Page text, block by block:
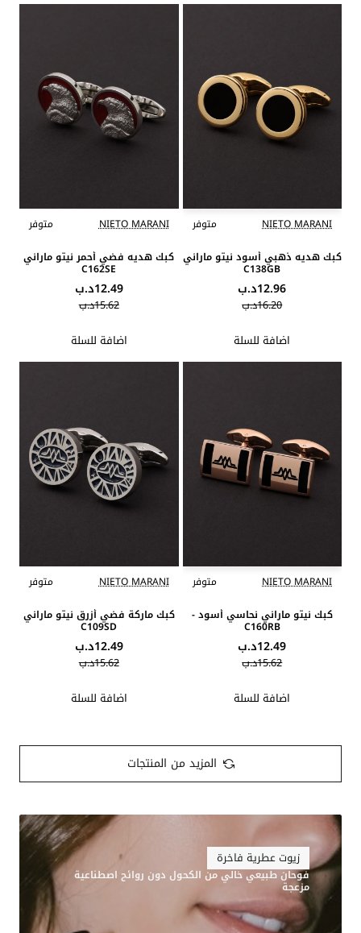
NIETO MARANI
متوفر
كبك هديه ذهبي أسود نيتو ماراني
C138GB
12.96د.ب
16.20د.ب
اضافة للسلة
NIETO MARANI
متوفر
كبك هديه فضي أحمر نيتو ماراني
C162SE
12.49د.ب
15.62د.ب
اضافة للسلة
NIETO MARANI
متوفر
كبك نيتو ماراني نحاسي أسود -
C160RB
12.49د.ب
15.62د.ب
اضافة للسلة
NIETO MARANI
متوفر
كبك ماركة فضي أزرق نيتو ماراني
C109SD
12.49د.ب
15.62د.ب
اضافة للسلة
المزيد من المنتجات
زيوت عطرية فاخرة
فوحان طبيعي خالي من الكحول دون روائح اصطناعية
مزعجة